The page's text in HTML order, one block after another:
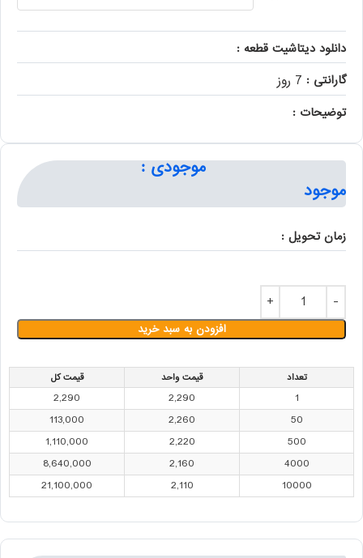
دانلود دیتاشیت قطعه :
گارانتی : 7 روز
توضیحات :
موجودی :
موجود
زمان تحویل :
افزودن به سبد خرید
تعداد قیمت واحد قیمت کل
1
2,290
2,290
50
2,260
113,000
500
2,220
1,110,000
4000
2,160
8,640,000
10000
2,110
21,100,000